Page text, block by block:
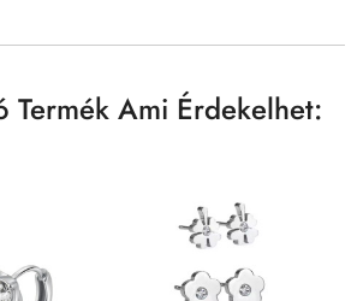
Termék Ami Érdekelhet: